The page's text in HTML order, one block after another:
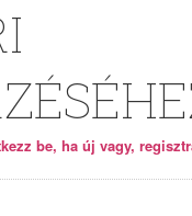
be, ha új vagy,